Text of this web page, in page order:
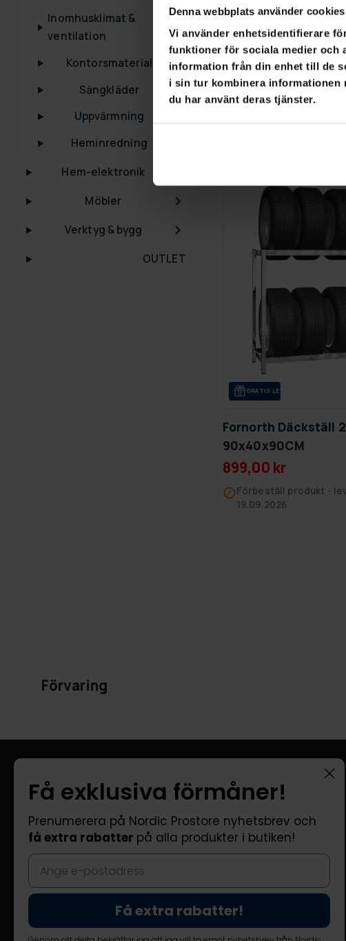
Denna webbplats använder cookies
Vi använder enhetsidentifierare
funktioner för sociala medier och
information från din enhet till de
i sin tur kombinera informationen
du har använt deras tjänster.
Inomhusklimat &
ventilation
Kontorsmaterial
Sängkläder
Uppvärmning
Heminredning
Hem-elektronik
Möbler
Verktyg & bygg
OUTLET
GRA­TIS LE­VE­RANS
Fornorth Klädskåp
1 890,00 kr 3 990,00
GRA­TIS LE­VE­RANS
Fornorth Däckställ
90x40x90CM
899,00 kr
Förbeställ produkt -
19.09.2026
Förvaring
Företagsinformation
Om oss
FAQ - Vanliga frågor
Leverans
Returer
Kontakta oss
Få exklusiva förmåner!
Prenumerera på Nordic Prostore nyhetsbrev och
få extra rabatter på alla produkter i butiken!
Få extra rabatter!